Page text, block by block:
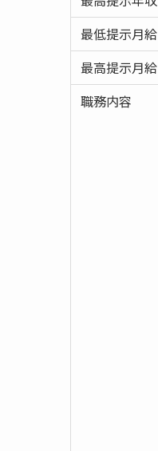
最低提示月給
最高提示月給
職務内容